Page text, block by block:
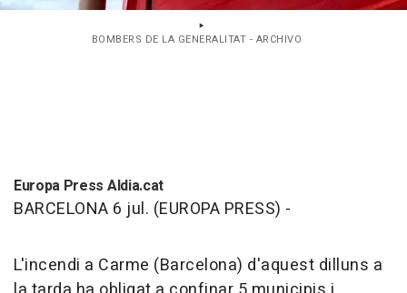
BOMBERS DE LA GENERALITAT - ARCHIVO
Europa Press Aldia.cat
BARCELONA 6 jul. (EUROPA PRESS) -
L'incendi a Carme (Barcelona) d'aquest dilluns a